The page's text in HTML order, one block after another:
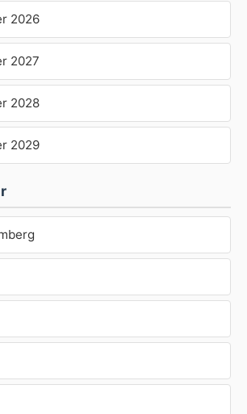
2026
2027
2028
2029